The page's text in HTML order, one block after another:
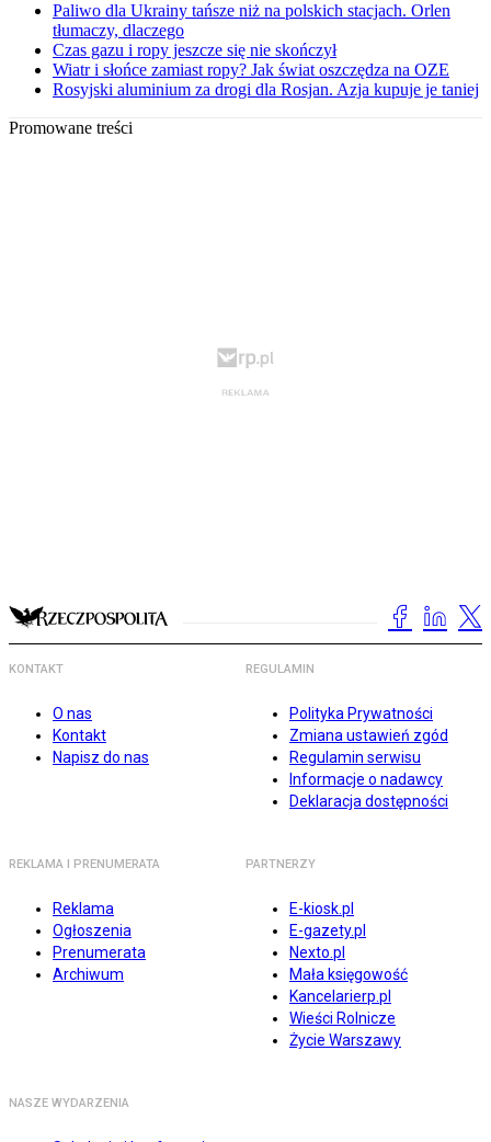
Paliwo dla Ukrainy tańsze niż na polskich stacjach. Orlen
tłumaczy, dlaczego
Czas gazu i ropy jeszcze się nie skończył
Wiatr i słońce zamiast ropy? Jak świat oszczędza na OZE
Rosyjski aluminium za drogi dla Rosjan. Azja kupuje je taniej
Promowane treści
KONTAKT
O nas
Kontakt
Napisz do nas
REGULAMIN
Polityka Prywatności
Zmiana ustawień zgód
Regulamin serwisu
Informacje o nadawcy
Deklaracja dostępności
REKLAMA I PRENUMERATA
Reklama
Ogłoszenia
Prenumerata
Archiwum
PARTNERZY
E-kiosk.pl
E-gazety.pl
Nexto.pl
Mała księgowość
Kancelarierp.pl
Wieści Rolnicze
Życie Warszawy
NASZE WYDARZENIA